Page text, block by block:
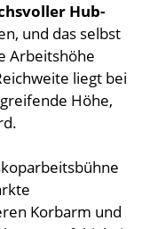
Hub-
und das selbst
Arbeitshöhe
liegt bei
Höhe,
Korbarm und